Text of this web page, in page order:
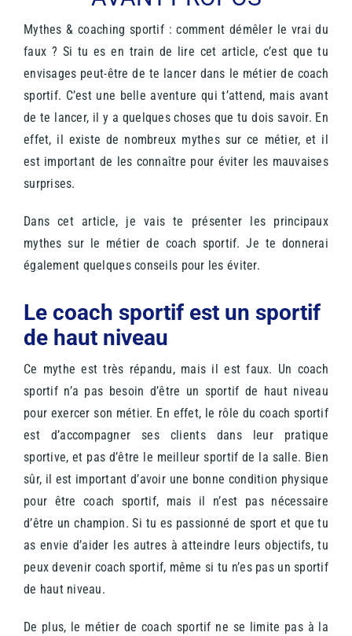
Mythes & coaching sportif : comment démêler le vrai du
faux ? Si tu es en train de lire cet article, c’est que tu
envisages peut-être de te lancer dans le métier de coach
sportif. C’est une belle aventure qui t’attend, mais avant
de te lancer, il y a quelques choses que tu dois savoir. En
effet, il existe de nombreux mythes sur ce métier, et il
est important de les connaître pour éviter les mauvaises
surprises.
Dans cet article, je vais te présenter les principaux
mythes sur le métier de coach sportif. Je te donnerai
également quelques conseils pour les éviter.
Le coach sportif est un sportif
de haut niveau
Ce mythe est très répandu, mais il est faux. Un coach
sportif n’a pas besoin d’être un sportif de haut niveau
pour exercer son métier. En effet, le rôle du coach sportif
est d’accompagner ses clients dans leur pratique
sportive, et pas d’être le meilleur sportif de la salle. Bien
sûr, il est important d’avoir une bonne condition physique
pour être coach sportif, mais il n’est pas nécessaire
d’être un champion. Si tu es passionné de sport et que tu
as envie d’aider les autres à atteindre leurs objectifs, tu
peux devenir coach sportif, même si tu n’es pas un sportif
de haut niveau.
De plus, le métier de coach sportif ne se limite pas à la